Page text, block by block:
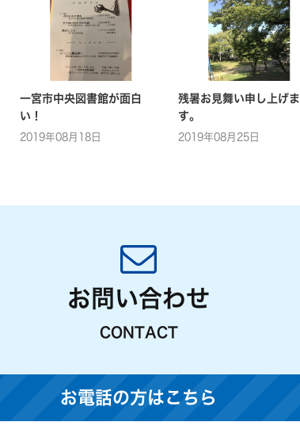
一宮市中央図書館が面白
い！
2019年08月18日
残暑お見舞い申し上げま
す。
2019年08月25日
お問い合わせ
CONTACT
お電話の方はこちら